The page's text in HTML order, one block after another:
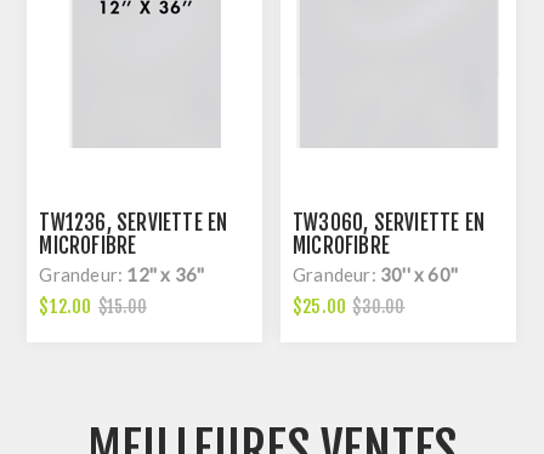
TW1236, SERVIETTE EN
MICROFIBRE
Grandeur: 12'' x 36''
$12.00 $15.00
TW3060, SERVIETTE EN
MICROFIBRE
Grandeur: 30'' x 60''
$25.00 $30.00